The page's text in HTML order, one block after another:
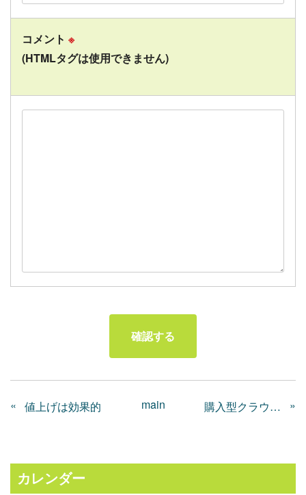
コメント ※
(HTMLタグは使用できません)
« 値上げは効果的 main 購入型クラウドファンディング »
カレンダー